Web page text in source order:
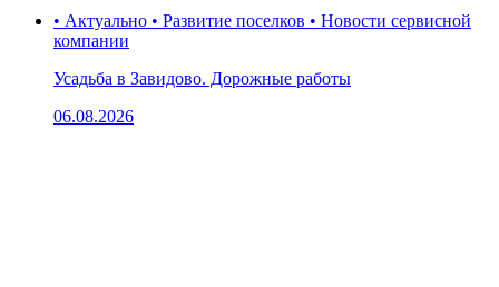
• Актуально • Развитие поселков • Новости сервисной
компании
Усадьба в Завидово. Дорожные работы
06.08.2026